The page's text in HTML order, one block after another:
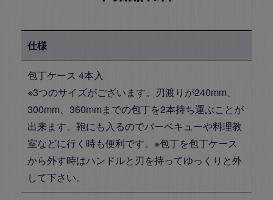
仕様
包丁ケース 4本入
※3つのサイズがございます。刃渡りが240mm、
300mm、360mmまでの包丁を2本持ち運ぶことが
出来ます。鞄にも入るのでバーベキューや料理教
室などに行く時も便利です。※包丁を包丁ケース
から外す時はハンドルと刃を持ってゆっくりと外
して下さい。